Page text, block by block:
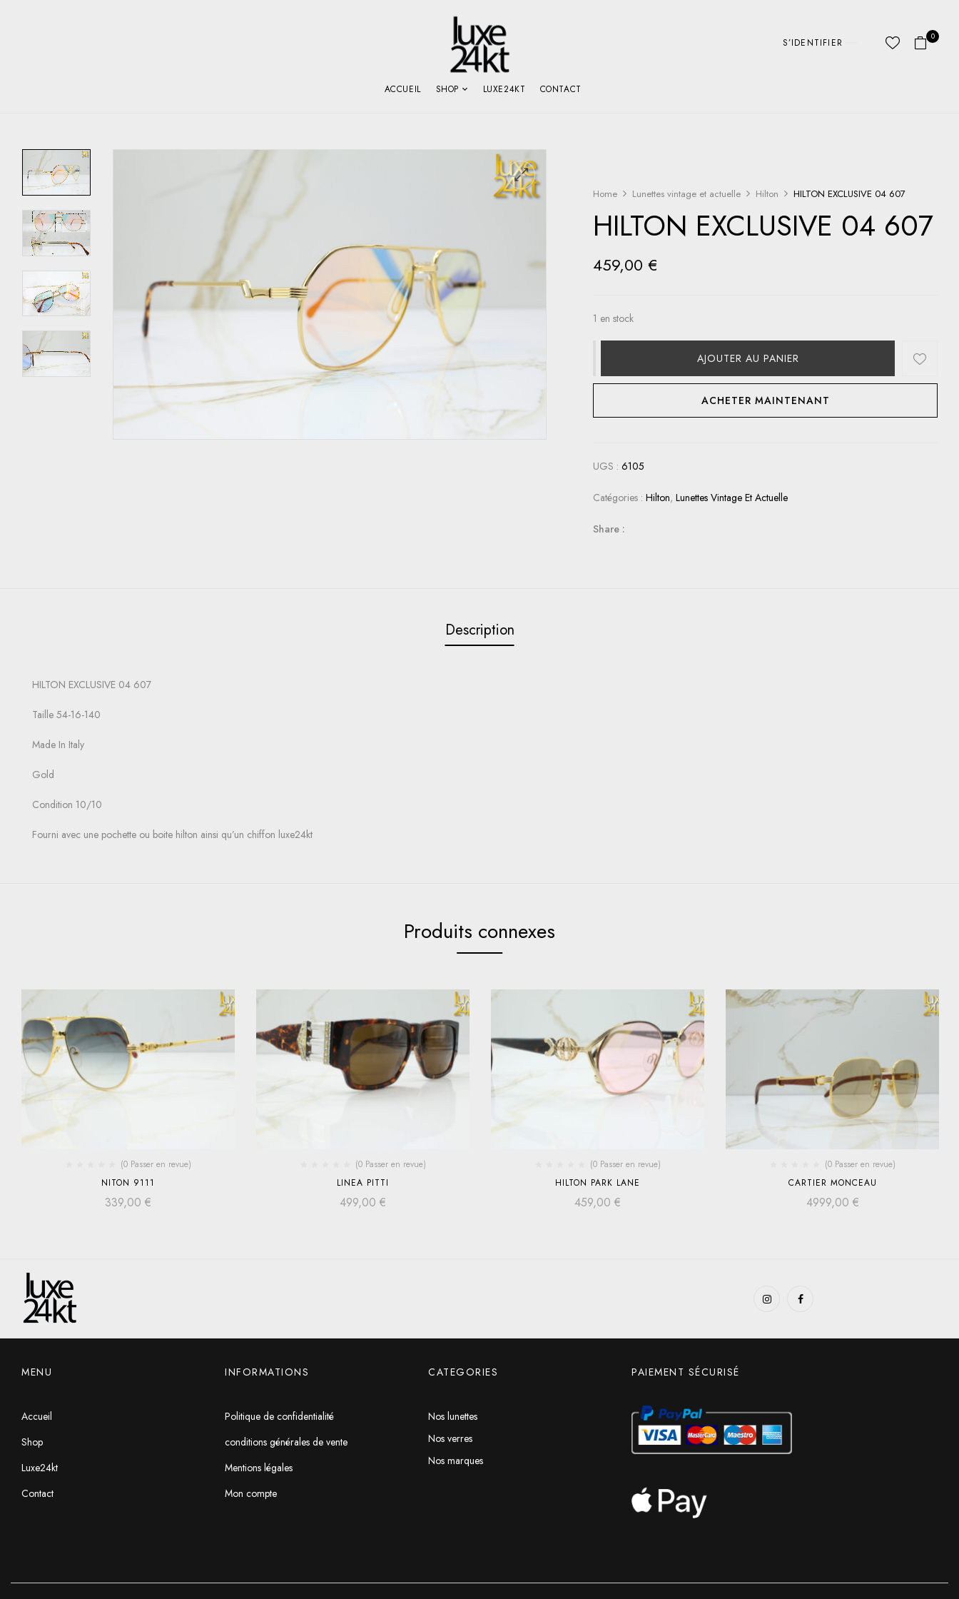
S’IDENTIFIER
0
ACCUEIL SHOP LUXE24KT CONTACT
Home Lunettes vintage et actuelle Hilton HILTON EXCLUSIVE 04 607
HILTON EXCLUSIVE 04 607
459,00€
1 en stock
AJOUTER AU PANIER
ACHETER MAINTENANT
UGS :6105
Catégories :Hilton,Lunettes Vintage Et Actuelle
Share :
Description
HILTON EXCLUSIVE 04 607
Taille 54-16-140
Made In Italy
Gold
Condition 10/10
Fourni avec une pochette ou boite hilton ainsi qu’un chiffon luxe24kt
Produits connexes
(0 Passer en revue)
NITON 9111
339,00 €
(0 Passer en revue)
LINEA PITTI
499,00 €
(0 Passer en revue)
HILTON PARK LANE
459,00 €
(0 Passer en revue)
CARTIER MONCEAU
4999,00 €
MENU
Accueil
Shop
Luxe24kt
Contact
INFORMATIONS
Politique de confidentialité
conditions générales de vente
Mentions légales
Mon compte
CATEGORIES
Nos lunettes
Nos verres
Nos marques
PAIEMENT SÉCURISÉ